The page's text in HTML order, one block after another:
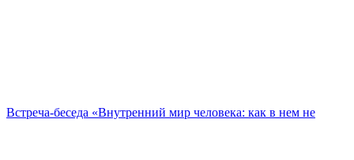
Встреча-беседа «Внутренний мир человека: как в нем не